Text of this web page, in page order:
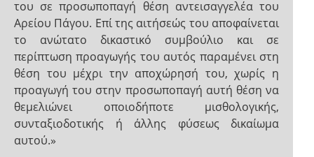
του σε προσωποπαγή θέση αντεισαγγελέα του
Αρείου Πάγου. Επί της αιτήσεώς του αποφαίνεται
το ανώτατο δικαστικό συμβούλιο και σε
περίπτωση προαγωγής του αυτός παραμένει στη
θέση του μέχρι την αποχώρησή του, χωρίς η
προαγωγή του στην προσωποπαγή αυτή θέση να
θεμελιώνει οποιοδήποτε μισθολογικής,
συνταξιοδοτικής ή άλλης φύσεως δικαίωμα
αυτού.»